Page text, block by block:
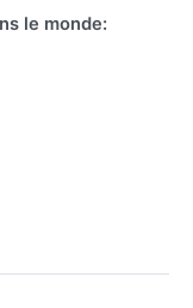
le monde: